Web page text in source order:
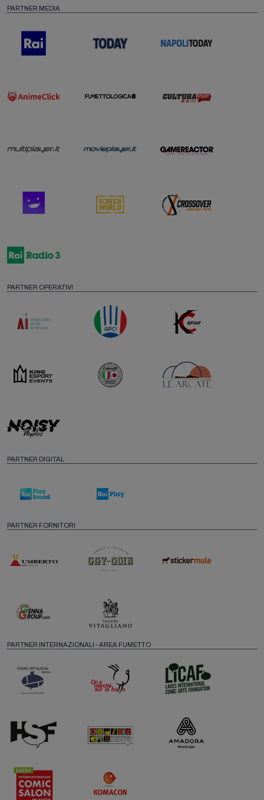
PARTNER MEDIA
PARTNER OPERATIVI
PARTNER DIGITAL
PARTNER FORNITORI
PARTNER INTERNAZIONALI - AREA FUMETTO